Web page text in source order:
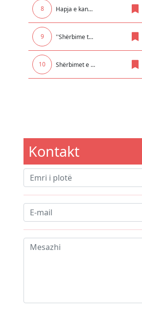
8 Hapja e kanaleve per kullimin e tokave bujqesore ne fshatrat Komogllave, Pojate dhe Surqine
9 ''Shërbime të ndryshme për seminare kongrese trajnime dhe udhëtime brenda dhe jashtë vendit për nevojat e UP-së ''
10 Shërbimet e transportit të automjeteve, pajisjeve, mallrave dhe makinerisë së sekuestruar dhe të Konfiskua
Kontakt